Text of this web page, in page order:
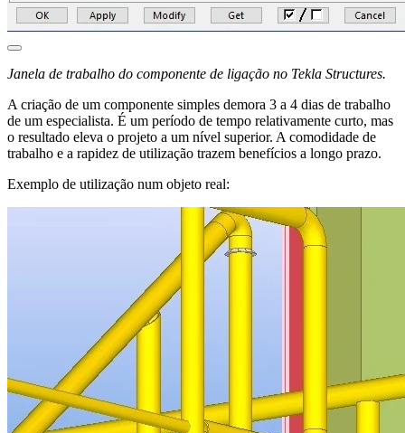
Janela de trabalho do componente de ligação no Tekla Structures.
A criação de um componente simples demora 3 a 4 dias de trabalho
de um especialista. É um período de tempo relativamente curto, mas
o resultado eleva o projeto a um nível superior. A comodidade de
trabalho e a rapidez de utilização trazem benefícios a longo prazo.
Exemplo de utilização num objeto real: